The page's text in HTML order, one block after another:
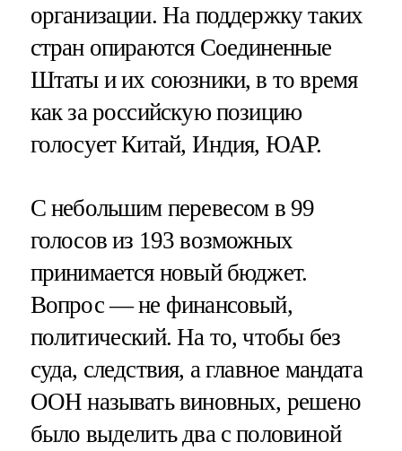
организации. На поддержку таких
стран опираются Соединенные
Штаты и их союзники, в то время
как за российскую позицию
голосует Китай, Индия, ЮАР.
С небольшим перевесом в 99
голосов из 193 возможных
принимается новый бюджет.
Вопрос — не финансовый,
политический. На то, чтобы без
суда, следствия, а главное мандата
ООН называть виновных, решено
было выделить два с половиной